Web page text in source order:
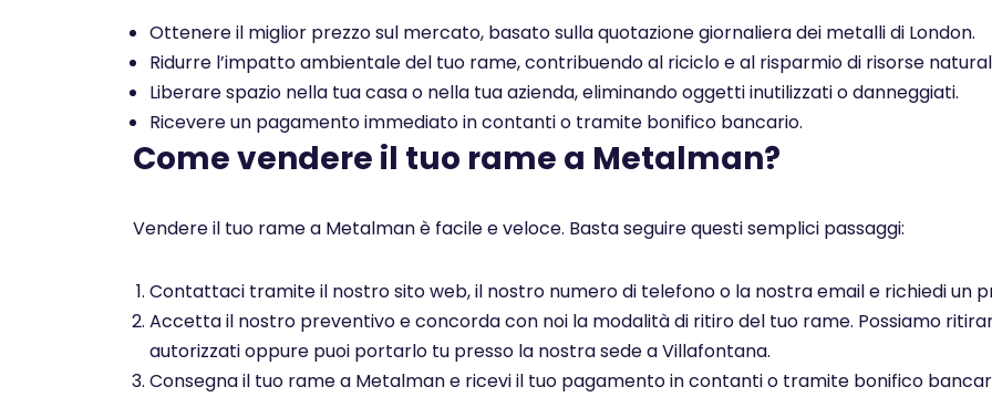
Ottenere il miglior prezzo sul mercato, basato sulla quotazione giornaliera dei metalli di London.
Ridurre l’impatto ambientale del tuo rame, contribuendo al riciclo e al risparmio di risorse
Liberare spazio nella tua casa o nella tua azienda, eliminando oggetti inutilizzati o danneggiati.
Ricevere un pagamento immediato in contanti o tramite bonifico bancario.
Come vendere il tuo rame a Metalman?
Vendere il tuo rame a Metalman è facile e veloce. Basta seguire questi semplici passaggi:
Contattaci tramite il nostro sito web, il nostro numero di telefono o la nostra email e richiedi un
Accetta il nostro preventivo e concorda con noi la modalità di ritiro del tuo rame. Possiamo
autorizzati oppure puoi portarlo tu presso la nostra sede a Villafontana.
Consegna il tuo rame a Metalman e ricevi il tuo pagamento in contanti o tramite bonifico